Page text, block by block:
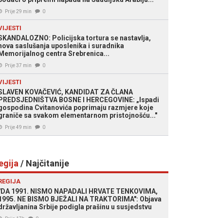
Prije 29 min 0
Policijska tortura se nastavlja,
saslušanja uposlenika i suradnika
centra Srebrenica...
Prije 37 min 0
KOVAČEVIĆ, KANDIDAT ZA ČLANA
BOSNE I HERCEGOVINE: „Ispadi
Cvitanovića poprimaju razmjere koje
sa svakom elementarnom pristojnošću..."
Prije 49 min 0
/ Najčitanije
1991. NISMO NAPADALI HRVATE TENKOVIMA,
NE BISMO BJEŽALI NA TRAKTORIMA": Objava
Srbije podigla prašinu u susjedstvu